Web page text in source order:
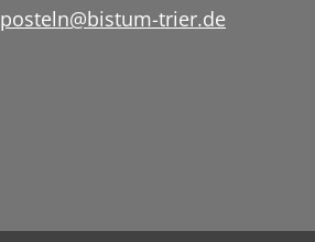
trier.de
YouTube